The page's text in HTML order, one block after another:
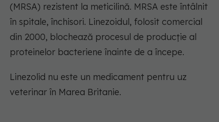
(MRSA) rezistent la meticilină. MRSA este întâlnit
în spitale, închisori. Linezoidul, folosit comercial
din 2000, blochează procesul de producție al
proteinelor bacteriene înainte de a începe.
Linezolid nu este un medicament pentru uz
veterinar în Marea Britanie.